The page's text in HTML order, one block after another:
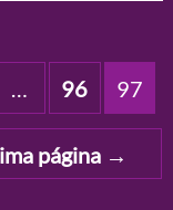
… 96 97
página →